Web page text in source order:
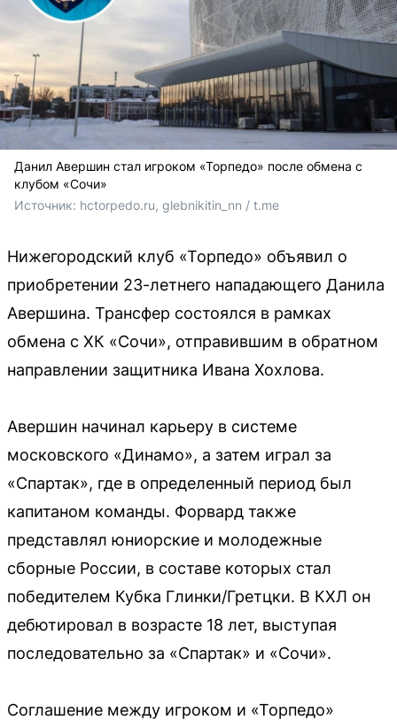
Данил Авершин стал игроком «Торпедо» после обмена с
клубом «Сочи»
Источник: hctorpedo.ru, glebnikitin_nn / t.me
Нижегородский клуб «Торпедо» объявил о
приобретении 23-летнего нападающего Данила
Авершина. Трансфер состоялся в рамках
обмена с ХК «Сочи», отправившим в обратном
направлении защитника Ивана Хохлова.
Авершин начинал карьеру в системе
московского «Динамо», а затем играл за
«Спартак», где в определенный период был
капитаном команды. Форвард также
представлял юниорские и молодежные
сборные России, в составе которых стал
победителем Кубка Глинки/Гретцки. В КХЛ он
дебютировал в возрасте 18 лет, выступая
последовательно за «Спартак» и «Сочи».
Соглашение между игроком и «Торпедо»